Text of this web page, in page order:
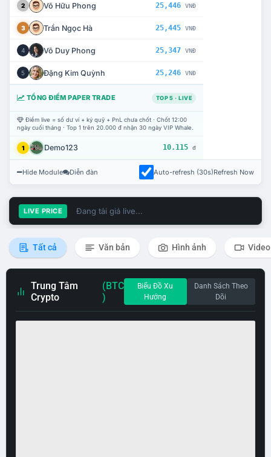
2 Võ Hữu Phong 25,446 VNĐ
3 Trần Ngọc Hà 25,445 VNĐ
4 Võ Duy Phong 25,347 VNĐ
5 Đặng Kim Quỳnh 25,246 VNĐ
TỔNG ĐIỂM PAPER TRADE TOP 5 · LIVE
Điểm live = số dư ví + ký quỹ + PnL chưa chốt · Chốt 12:00
ngày cuối tháng · Top 1 trên 20.000 đ nhận 30 ngày VIP Whale.
1 Demo123 10.115 đ
Hide Module Diễn đàn Auto-refresh (30s)Refresh Now
LIVE PRICE Đang tải giá live...
Tất cả Văn bản Hình ảnh Video
Trung Tâm
Crypto
(BTC
)
Biểu Đồ Xu
Hướng
Danh Sách Theo
Dõi